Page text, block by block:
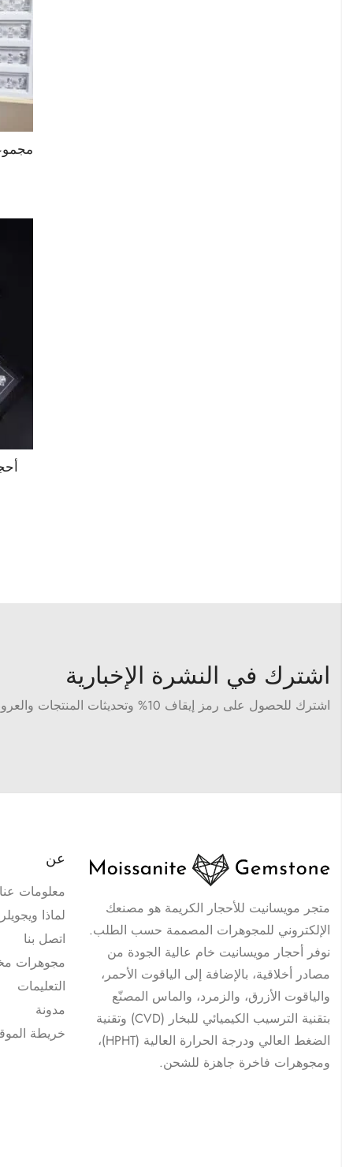
اشترك في النشرة الإخبارية
اشترك للحصول على رمز إيقاف 10% وتحديثات المنتجات والعروض الحصرية والعروض الترويجية.
متجر مويسانيت للأحجار الكريمة هو مصنعك
الإلكتروني للمجوهرات المصممة حسب الطلب.
نوفر أحجار مويسانيت خام عالية الجودة من
مصادر أخلاقية، بالإضافة إلى الياقوت الأحمر،
والياقوت الأزرق، والزمرد، والماس المصنّع
بتقنية الترسيب الكيميائي للبخار (CVD) وتقنية
الضغط العالي ودرجة الحرارة العالية (HPHT)،
ومجوهرات فاخرة جاهزة للشحن.
عن
معلومات عنا
لماذا ويجويلر
اتصل بنا
مجوهرات
التعليمات
مدونة
خريطة